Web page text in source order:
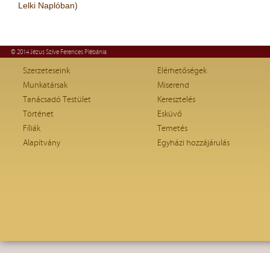
Lelki Naplóban)
© 2014 Jézus Szíve Ferences Plébánia
Szerzeteseink
Munkatársak
Tanácsadó Testület
Történet
Fíliák
Alapítvány
Elérhetőségek
Miserend
Keresztelés
Esküvő
Temetés
Egyházi hozzájárulás